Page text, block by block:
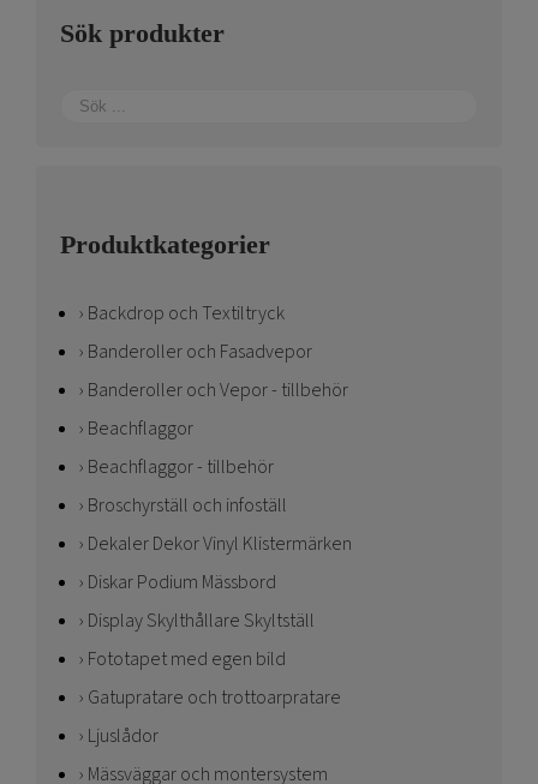
Sök produkter
Produktkategorier
Backdrop och Textiltryck
Banderoller och Fasadvepor
Banderoller och Vepor - tillbehör
Beachflaggor
Beachflaggor - tillbehör
Broschyrställ och infoställ
Dekaler Dekor Vinyl Klistermärken
Diskar Podium Mässbord
Display Skylthållare Skyltställ
Fototapet med egen bild
Gatupratare och trottoarpratare
Ljuslådor
Mässväggar och montersystem